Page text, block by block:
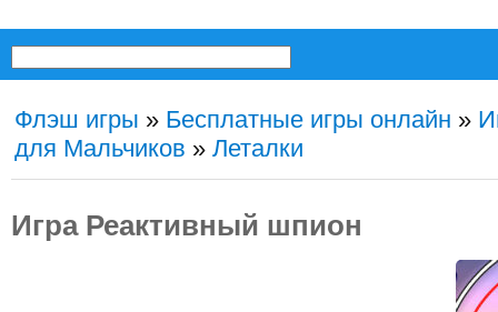
Флэш игры » Бесплатные игры онлайн »
для Мальчиков » Леталки
Игра Реактивный шпион